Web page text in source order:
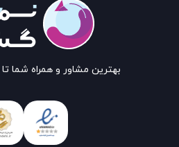
بهترین مشاور و همراه شما تا